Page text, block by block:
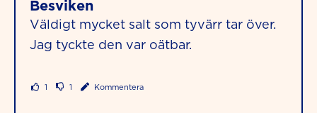
Besviken
Väldigt mycket salt som tyvärr tar över.
Jag tyckte den var oätbar.
1 1 Kommentera